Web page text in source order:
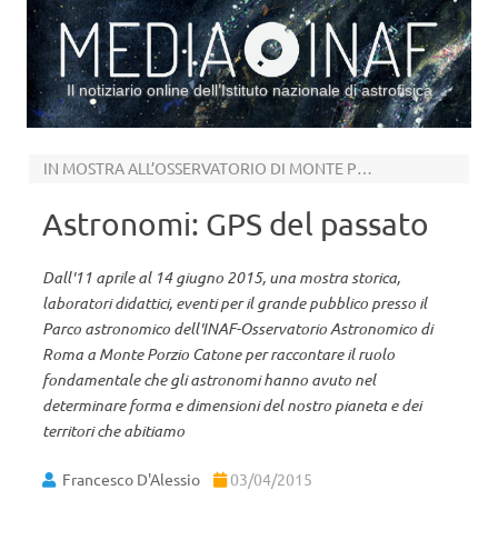
Il notiziario online dell’Istituto nazionale di astrofisica
IN MOSTRA ALL’OSSERVATORIO DI MONTE PORZIO
Astronomi: GPS del passato
Dall'11 aprile al 14 giugno 2015, una mostra storica,
laboratori didattici, eventi per il grande pubblico presso il
Parco astronomico dell'INAF-Osservatorio Astronomico di
Roma a Monte Porzio Catone per raccontare il ruolo
fondamentale che gli astronomi hanno avuto nel
determinare forma e dimensioni del nostro pianeta e dei
territori che abitiamo
Francesco D'Alessio 03/04/2015